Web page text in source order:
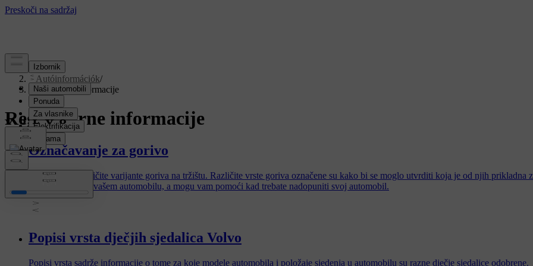
Podrška/
Autóinformációk/
Regulatorne informacije
Regulatorne informacije
Označavanje za gorivo
Postoje dvije različite varijante goriva na tržištu. Različite vrste goriva označene su kako bi se moglo utvrditi koja je od njih
punjenje, kao i u vašem automobilu, a mogu vam pomoći kad trebate nadopuniti svoj automobil.
Popisi vrsta dječjih sjedalica Volvo
Popisi vrsta sadrže informacije o tome za koje modele automobila i položaje sjedenja u automobilu su razne dječje sjedalice odobrene.